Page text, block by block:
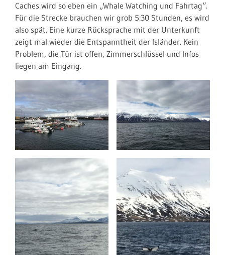
Caches wird so eben ein „Whale Watching und Fahrtag“.
Für die Strecke brauchen wir grob 5:30 Stunden, es wird
also spät. Eine kurze Rücksprache mit der Unterkunft
zeigt mal wieder die Entspanntheit der Isländer. Kein
Problem, die Tür ist offen, Zimmerschlüssel und Infos
liegen am Eingang.